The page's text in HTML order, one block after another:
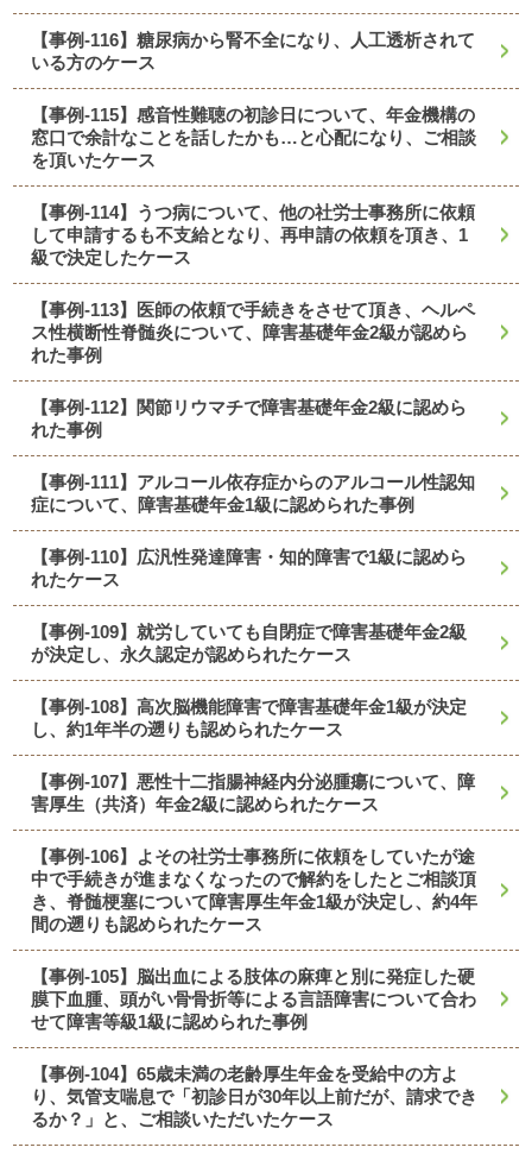
【事例-116】糖尿病から腎不全になり、人工透析されて
いる方のケース
【事例-115】感音性難聴の初診日について、年金機構の
窓口で余計なことを話したかも…と心配になり、ご相談
を頂いたケース
【事例-114】うつ病について、他の社労士事務所に依頼
して申請するも不支給となり、再申請の依頼を頂き、1
級で決定したケース
【事例-113】医師の依頼で手続きをさせて頂き、ヘルペ
ス性横断性脊髄炎について、障害基礎年金2級が認めら
れた事例
【事例-112】関節リウマチで障害基礎年金2級に認めら
れた事例
【事例-111】アルコール依存症からのアルコール性認知
症について、障害基礎年金1級に認められた事例
【事例-110】広汎性発達障害・知的障害で1級に認めら
れたケース
【事例-109】就労していても自閉症で障害基礎年金2級
が決定し、永久認定が認められたケース
【事例-108】高次脳機能障害で障害基礎年金1級が決定
し、約1年半の遡りも認められたケース
【事例-107】悪性十二指腸神経内分泌腫瘍について、障
害厚生（共済）年金2級に認められたケース
【事例-106】よその社労士事務所に依頼をしていたが途
中で手続きが進まなくなったので解約をしたとご相談頂
き、脊髄梗塞について障害厚生年金1級が決定し、約4年
間の遡りも認められたケース
【事例-105】脳出血による肢体の麻痺と別に発症した硬
膜下血腫、頭がい骨骨折等による言語障害について合わ
せて障害等級1級に認められた事例
【事例-104】65歳未満の老齢厚生年金を受給中の方よ
り、気管支喘息で「初診日が30年以上前だが、請求でき
るか？」と、ご相談いただいたケース